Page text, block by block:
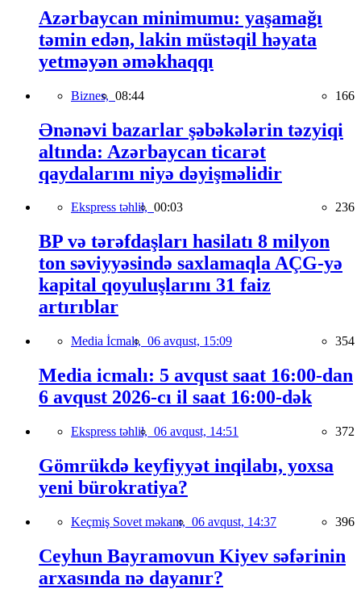
Azərbaycan minimumu: yaşamağı
təmin edən, lakin müstəqil həyata
yetməyən əməkhaqqı
Biznes, 08:44 166
Ənənəvi bazarlar şəbəkələrin təzyiqi
altında: Azərbaycan ticarət
qaydalarını niyə dəyişməlidir
Ekspress təhlil, 00:03 236
BP və tərəfdaşları hasilatı 8 milyon
ton səviyyəsində saxlamaqla AÇG-yə
kapital qoyuluşlarını 31 faiz
artırıblar
Media İcmalı, 06 avqust, 15:09 354
Media icmalı: 5 avqust saat 16:00-dan
6 avqust 2026-cı il saat 16:00-dək
Ekspress təhlil, 06 avqust, 14:51 372
Gömrükdə keyfiyyət inqilabı, yoxsa
yeni bürokratiya?
Keçmiş Sovet məkanı, 06 avqust, 14:37 396
Ceyhun Bayramovun Kiyev səfərinin
arxasında nə dayanır?